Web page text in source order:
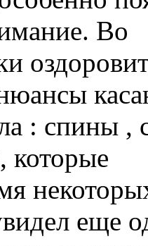
Во
: спины ,
которые
еще